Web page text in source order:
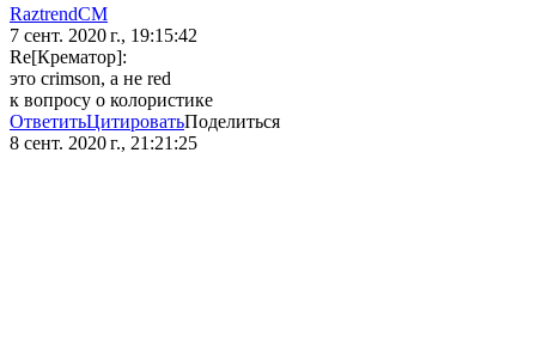
RaztrendCM
7 сент. 2020 г., 19:15:42
Re[Крематор]:
это crimson, а не red
к вопросу о колористике
ОтветитьЦитироватьПоделиться
8 сент. 2020 г., 21:21:25